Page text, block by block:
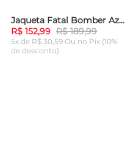
-19%Jaqueta Fatal Bomber Azul Marinho
R$ 152,99 R$ 189,99
5x de R$ 30,59 Ou no Pix (10%
de desconto)